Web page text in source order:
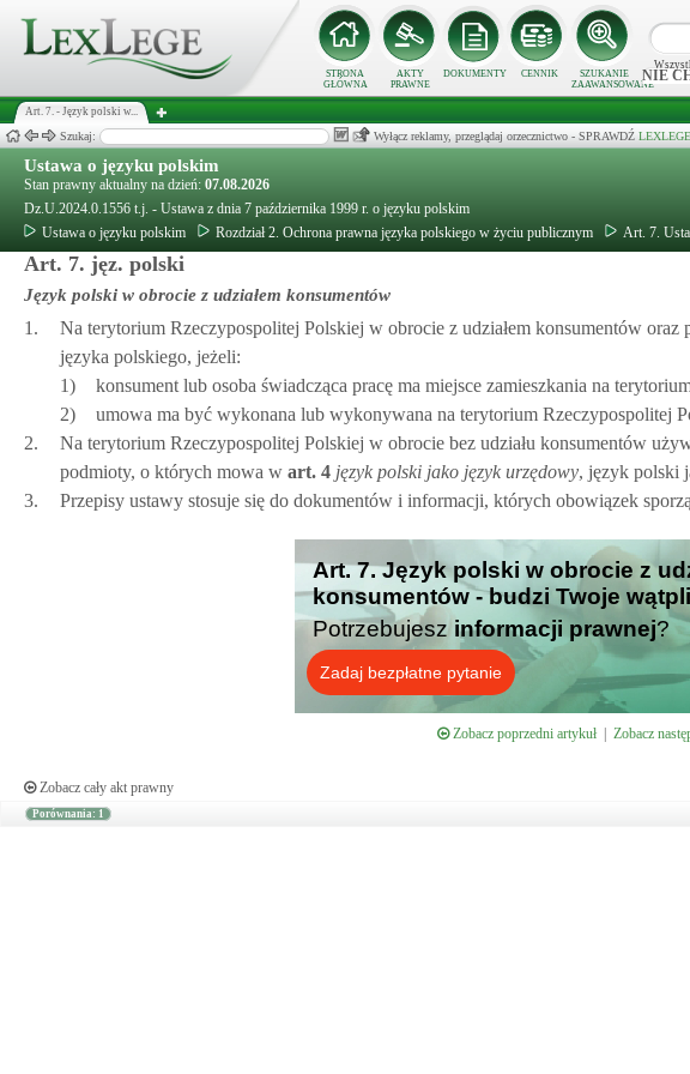
STRONA
GŁÓWNA
AKTY
PRAWNE
DOKUMENTY CENNIK
SZUKANIE
ZAAWANSOWANE
NIE
Art. 7. - Język polski w...
Szukaj: Wyłącz reklamy, przeglądaj orzecznictwo - SPRAWDŹ
Ustawa o języku polskim
Stan prawny aktualny na dzień: 07.08.2026
Dz.U.2024.0.1556 t.j. - Ustawa z dnia 7 października 1999 r. o języku polskim
Ustawa o języku polskim
Rozdział 2. Ochrona prawna języka polskiego w życiu publicznym Art. 7.
Art. 7. jęz. polski
Język polski w obrocie z udziałem konsumentów
1.
Na terytorium Rzeczypospolitej Polskiej w obrocie z udziałem konsumentów
języka polskiego, jeżeli:
1)
konsument lub osoba świadcząca pracę ma miejsce zamieszkania na
2)
umowa ma być wykonana lub wykonywana na terytorium Rzeczypospolitej
2.
Na terytorium Rzeczypospolitej Polskiej w obrocie bez udziału konsumentów
podmioty, o których mowa w art. 4 język polski jako język urzędowy, język polski
3.
Przepisy ustawy stosuje się do dokumentów i informacji, których obowiązek
Art. 7. Język polski w obrocie z
konsumentów - budzi Twoje
Potrzebujesz informacji prawnej?
Zadaj bezpłatne pytanie
Zobacz poprzedni artykuł| Zobacz
Zobacz cały akt prawny
Porównania: 1